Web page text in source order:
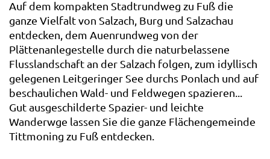
Auf dem kompakten Stadtrundweg zu Fuß die
ganze Vielfalt von Salzach, Burg und Salzachau
entdecken, dem Auenrundweg von der
Plättenanlegestelle durch die naturbelassene
Flusslandschaft an der Salzach folgen, zum idyllisch
gelegenen Leitgeringer See durchs Ponlach und auf
beschaulichen Wald- und Feldwegen spazieren...
Gut ausgeschilderte Spazier- und leichte
Wanderwge lassen Sie die ganze Flächengemeinde
Tittmoning zu Fuß entdecken.